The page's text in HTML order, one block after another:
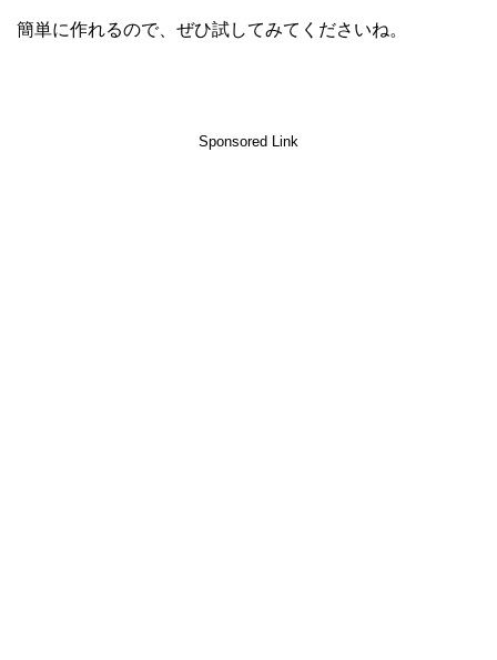
簡単に作れるので、ぜひ試してみてくださいね。
Sponsored Link